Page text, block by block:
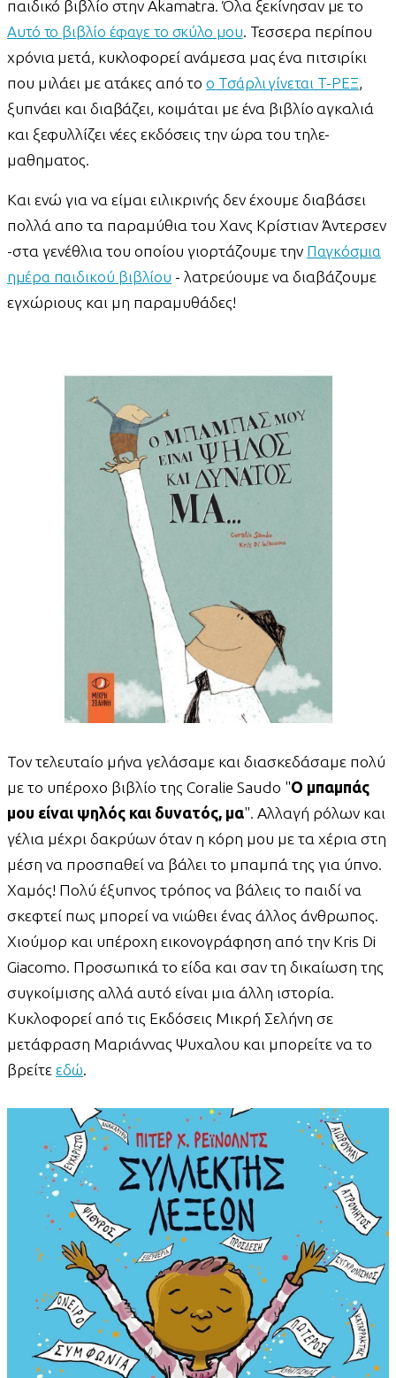
παιδικό βιβλίο στην Akamatra. Όλα ξεκίνησαν με το
Αυτό το βιβλίο έφαγε το σκύλο μου. Τεσσερα περίπου
χρόνια μετά, κυκλοφορεί ανάμεσα μας ένα πιτσιρίκι
που μιλάει με ατάκες από τοο Τσάρλι γίνεται Τ-ΡΕΞ,
ξυπνάει και διαβάζει, κοιμάται με ένα βιβλίο αγκαλιά
και ξεφυλλίζει νέες εκδόσεις την ώρα του τηλε-
μαθηματος.
Και ενώ για να είμαι ειλικρινής δεν έχουμε διαβάσει
πολλά απο τα παραμύθια του Χανς Κρίστιαν Άντερσεν
-στα γενέθλια του οποίου γιορτάζουμε την Παγκόσμια
ημέρα παιδικού βιβλίου - λατρεύουμε να διαβάζουμε
εγχώριους και μη παραμυθάδες!
Τον τελευταίο μήνα γελάσαμε και διασκεδάσαμε πολύ
με το υπέροχο βιβλίο της Coralie Saudo "Ο μπαμπάς
μου είναι ψηλός και δυνατός, μα". Αλλαγή ρόλων και
γέλια μέχρι δακρύων όταν η κόρη μου με τα χέρια στη
μέση να προσπαθεί να βάλει το μπαμπά της για ύπνο.
Χαμός! Πολύ έξυπνος τρόπος να βάλεις το παιδί να
σκεφτεί πως μπορεί να νιώθει ένας άλλος άνθρωπος.
Χιούμορ και υπέροχη εικονογράφηση από την Kris Di
Giacomo. Προσωπικά το είδα και σαν τη δικαίωση της
συγκοίμισης αλλά αυτό είναι μια άλλη ιστορία.
Κυκλοφορεί από τις Εκδόσεις Μικρή Σελήνη σε
μετάφραση Μαριάννας Ψυχαλου και μπορείτε να το
βρείτε εδώ.